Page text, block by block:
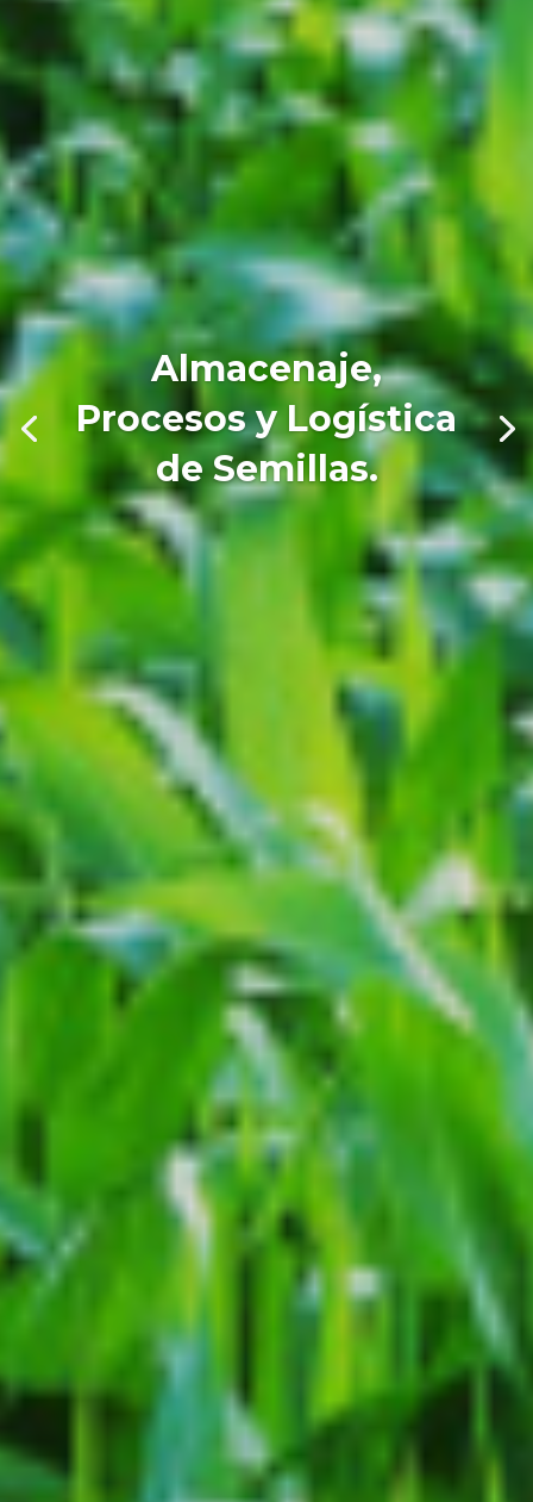
Almacenaje,
Procesos y Logística
de Semillas.